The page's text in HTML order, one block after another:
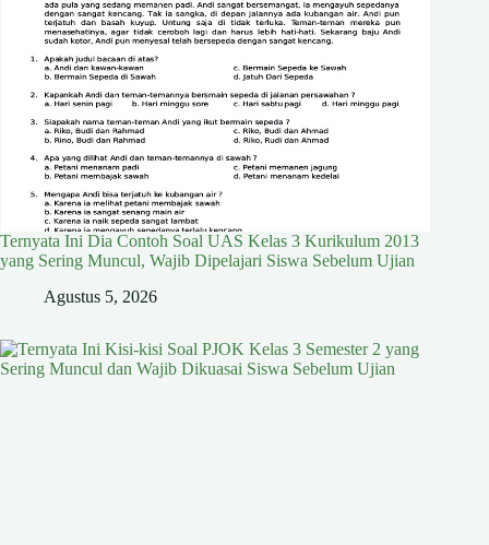
Ternyata Ini Dia Contoh Soal UAS Kelas 3 Kurikulum 2013
yang Sering Muncul, Wajib Dipelajari Siswa Sebelum Ujian
Agustus 5, 2026